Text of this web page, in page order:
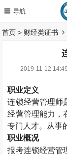
首页 > 财经类证书
2019-11-12
职业定义
连锁经营管理师
经营管理能力，
专门人才。从事
职业概况
报考连锁经营管